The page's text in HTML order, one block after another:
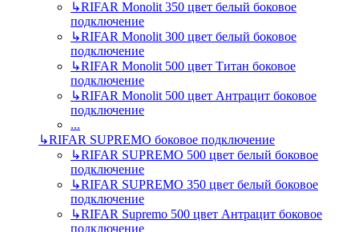
↳RIFAR Monolit 350 цвет белый боковое
подключение
↳RIFAR Monolit 300 цвет белый боковое
подключение
↳RIFAR Monolit 500 цвет Титан боковое
подключение
↳RIFAR Monolit 500 цвет Антрацит боковое
подключение
...
↳RIFAR SUPREMO боковое подключение
↳RIFAR SUPREMO 500 цвет белый боковое
подключение
↳RIFAR SUPREMO 350 цвет белый боковое
подключение
↳RIFAR Supremo 500 цвет Антрацит боковое
подключение